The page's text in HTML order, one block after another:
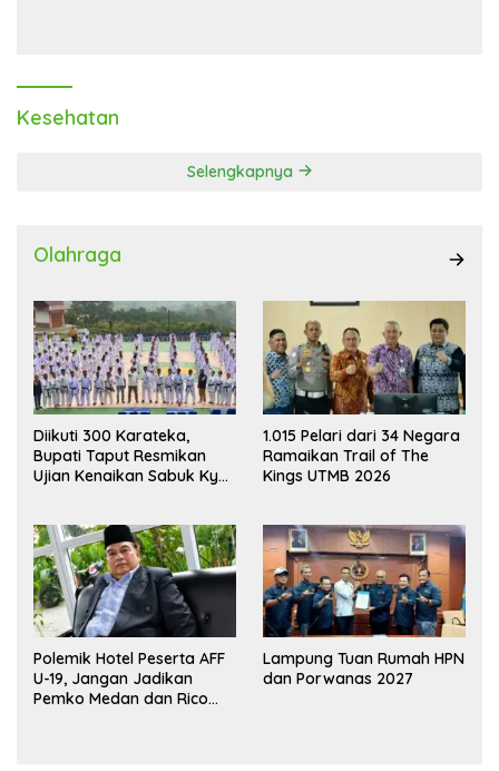
Kesehatan
Selengkapnya
Olahraga
Diikuti 300 Karateka,
Bupati Taput Resmikan
Ujian Kenaikan Sabuk Kyu
1.015 Pelari dari 34 Negara
Ramaikan Trail of The
Kings UTMB 2026
Polemik Hotel Peserta AFF
U-19, Jangan Jadikan
Pemko Medan dan Rico
Lampung Tuan Rumah HPN
dan Porwanas 2027